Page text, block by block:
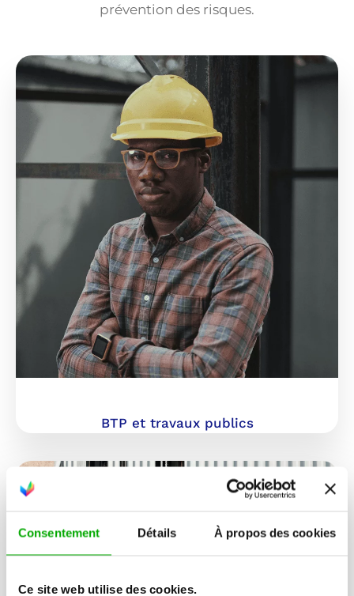
Consentement Détails À propos des cookies
Ce site web utilise des cookies.
prévention des risques.
BTP et travaux publics